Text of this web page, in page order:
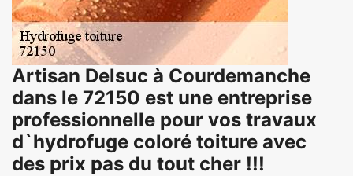
Artisan Delsuc à Courdemanche
dans le 72150 est une entreprise
professionnelle pour vos travaux
d`hydrofuge coloré toiture avec
des prix pas du tout cher !!!